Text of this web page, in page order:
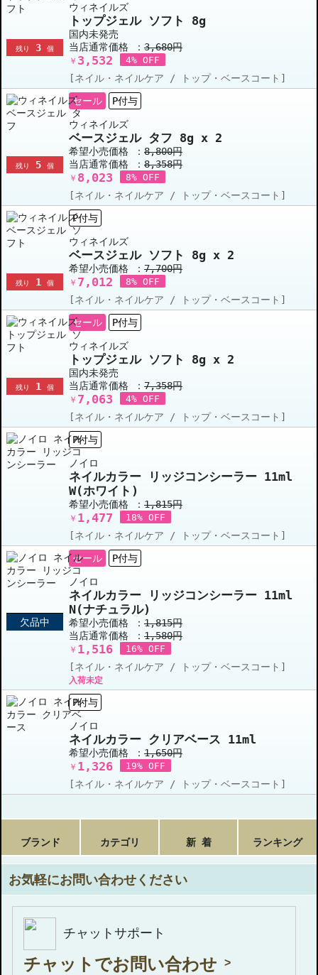
残り 3 個
ウィネイルズ
トップジェル ソフト 8g
国内未発売
当店通常価格 ： 3,680円
￥ 3,532 4% OFF
[ネイル・ネイルケア / トップ・ベースコート]
残り 5 個
セール P付与
ウィネイルズ
ベースジェル タフ 8g x 2
希望小売価格 ： 8,800円
当店通常価格 ： 8,358円
￥ 8,023 8% OFF
[ネイル・ネイルケア / トップ・ベースコート]
残り 1 個
P付与
ウィネイルズ
ベースジェル ソフト 8g x 2
希望小売価格 ： 7,700円
￥ 7,012 8% OFF
[ネイル・ネイルケア / トップ・ベースコート]
残り 1 個
セール P付与
ウィネイルズ
トップジェル ソフト 8g x 2
国内未発売
当店通常価格 ： 7,358円
￥ 7,063 4% OFF
[ネイル・ネイルケア / トップ・ベースコート]
P付与
ノイロ
ネイルカラー リッジコンシーラー 11ml
W(ホワイト)
希望小売価格 ： 1,815円
￥ 1,477 18% OFF
[ネイル・ネイルケア / トップ・ベースコート]
欠品中
セール P付与
ノイロ
ネイルカラー リッジコンシーラー 11ml
N(ナチュラル)
希望小売価格 ： 1,815円
当店通常価格 ： 1,580円
￥ 1,516 16% OFF
[ネイル・ネイルケア / トップ・ベースコート]
入荷未定
P付与
ノイロ
ネイルカラー クリアベース 11ml
希望小売価格 ： 1,650円
￥ 1,326 19% OFF
[ネイル・ネイルケア / トップ・ベースコート]
ブランド カテゴリ 新 着 ランキング
お気軽にお問い合わせください
チャットサポート
チャットでお問い合わせ